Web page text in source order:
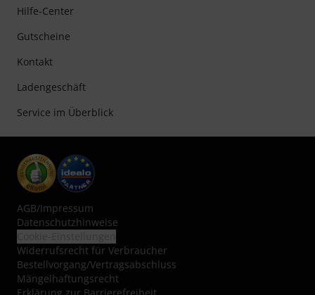
Hilfe-Center
Gutscheine
Kontakt
Ladengeschäft
Service im Überblick
AGB/Impressum
Datenschutzhinweise
Widerrufsrecht für Verbraucher
Bestellvorgang/Vertragsabschluss
Mängelhaftungsrecht